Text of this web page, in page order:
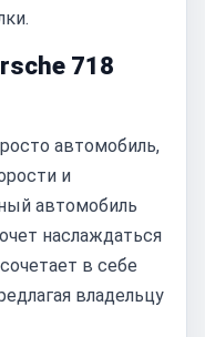
718
автомобиль,
и
автомобиль
наслаждаться
в себе
владельцу